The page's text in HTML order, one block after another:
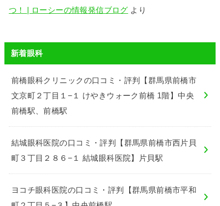
つ！ | ローシーの情報発信ブログ より
新着眼科
前橋眼科クリニックの口コミ・評判【群馬県前橋市
文京町２丁目１−１ けやきウォーク前橋 1階】中央
前橋駅、前橋駅
結城眼科医院の口コミ・評判【群馬県前橋市西片貝
町３丁目２８６−１ 結城眼科医院】片貝駅
ヨコチ眼科医院の口コミ・評判【群馬県前橋市平和